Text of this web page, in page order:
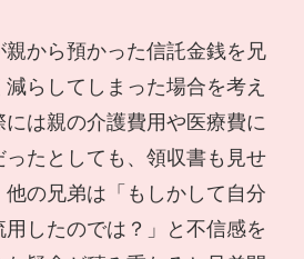
から預かった信託金銭を兄
らしてしまった場合を考え
は親の介護費用や医療費に
たとしても、領収書も見せ
の兄弟は「もしかして自分
したのでは？」と不信感を